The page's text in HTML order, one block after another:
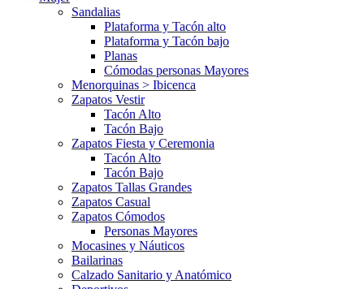
Sandalias
Plataforma y Tacón alto
Plataforma y Tacón bajo
Planas
Cómodas personas Mayores
Menorquinas > Ibicenca
Zapatos Vestir
Tacón Alto
Tacón Bajo
Zapatos Fiesta y Ceremonia
Tacón Alto
Tacón Bajo
Zapatos Tallas Grandes
Zapatos Casual
Zapatos Cómodos
Personas Mayores
Mocasines y Náuticos
Bailarinas
Calzado Sanitario y Anatómico